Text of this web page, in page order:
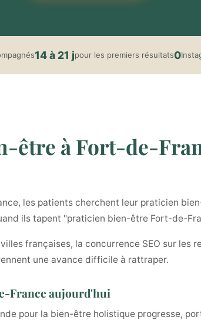
14 à 21 jpour les premiers résultats0
être à Fort-de-
les patients cherchent leur praticien
ils tapent "praticien bien-être Fort-de-
françaises, la concurrence SEO sur
une avance difficile à rattraper.
France aujourd'hui
pour la bien-être holistique progresse,